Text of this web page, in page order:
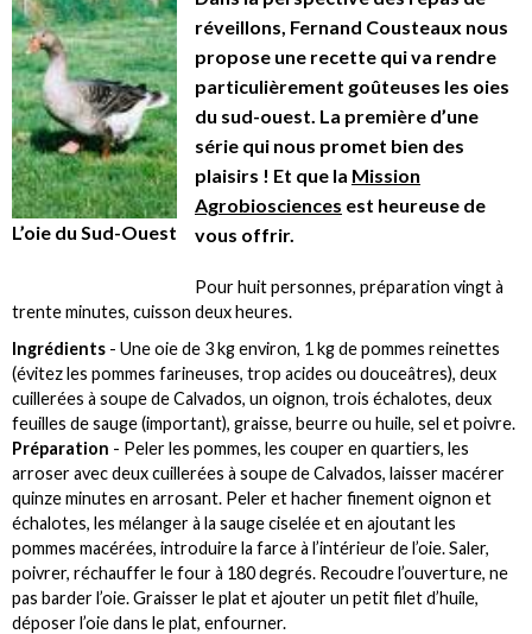
L’oie du Sud-Ouest
réveillons, Fernand Cousteaux nous
propose une recette qui va rendre
particulièrement goûteuses les oies
du sud-ouest. La première d’une
série qui nous promet bien des
plaisirs ! Et que la Mission
Agrobiosciences est heureuse de
vous offrir.
Pour huit personnes, préparation vingt à
trente minutes, cuisson deux heures.
Ingrédients - Une oie de 3 kg environ, 1 kg de pommes reinettes
(évitez les pommes farineuses, trop acides ou douceâtres), deux
cuillerées à soupe de Calvados, un oignon, trois échalotes, deux
feuilles de sauge (important), graisse, beurre ou huile, sel et poivre.
Préparation - Peler les pommes, les couper en quartiers, les
arroser avec deux cuillerées à soupe de Calvados, laisser macérer
quinze minutes en arrosant. Peler et hacher finement oignon et
échalotes, les mélanger à la sauge ciselée et en ajoutant les
pommes macérées, introduire la farce à l’intérieur de l’oie. Saler,
poivrer, réchauffer le four à 180 degrés. Recoudre l’ouverture, ne
pas barder l’oie. Graisser le plat et ajouter un petit filet d’huile,
déposer l’oie dans le plat, enfourner.